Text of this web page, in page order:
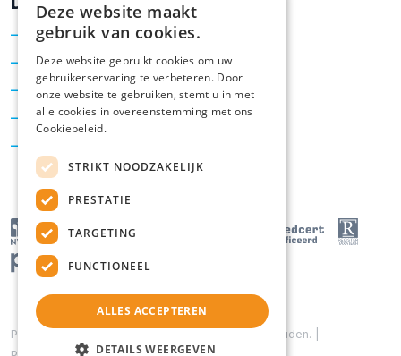
Verkoop
Aankoop
Taxatie
Hypotheken
Powered by Alle rechten voorbehouden. |
Deze website maakt
gebruik van cookies.
Deze website gebruikt cookies om uw
gebruikerservaring te verbeteren. Door
onze website te gebruiken, stemt u in met
alle cookies in overeenstemming met ons
Cookiebeleid.
STRIKT NOODZAKELIJK
PRESTATIE
TARGETING
FUNCTIONEEL
ALLES ACCEPTEREN
DETAILS WEERGEVEN